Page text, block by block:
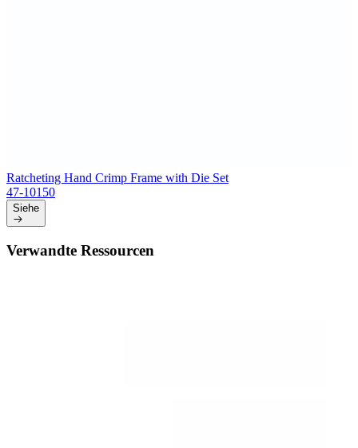
Ratcheting Hand Crimp Frame with Die Set
47-10150
Siehe
Verwandte Ressourcen